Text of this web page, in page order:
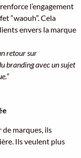
l’engagement
“waouh”. Cela
envers la marque
retour sur
branding avec un sujet
marques, ils
Ils veulent plus